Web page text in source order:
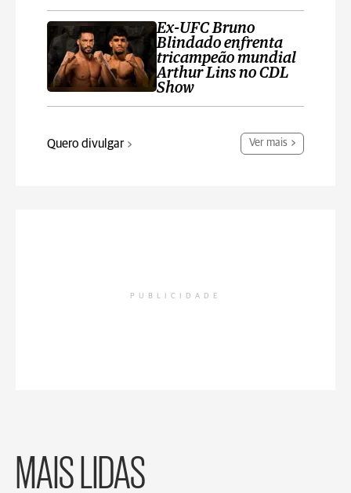
Ex-UFC Bruno
Blindado enfrenta
tricampeão mundial
Arthur Lins no CDL
Show
Quero divulgar Ver mais
PUBLICIDADE
MAIS LIDAS